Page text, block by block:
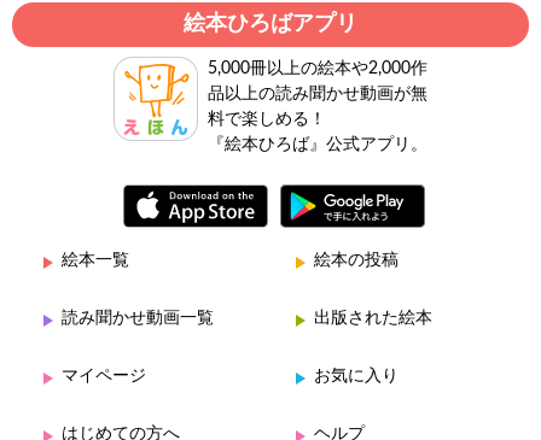
絵本ひろばアプリ
5,000冊以上の絵本や2,000作
品以上の読み聞かせ動画が無
料で楽しめる！
『絵本ひろば』公式アプリ。
絵本一覧 絵本の投稿
読み聞かせ動画一覧 出版された絵本
マイページ お気に入り
はじめての方へ ヘルプ